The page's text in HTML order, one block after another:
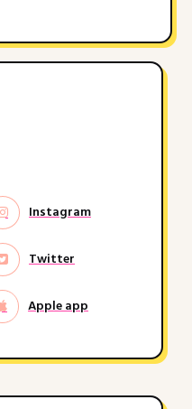
Instagram
Twitter
Apple app